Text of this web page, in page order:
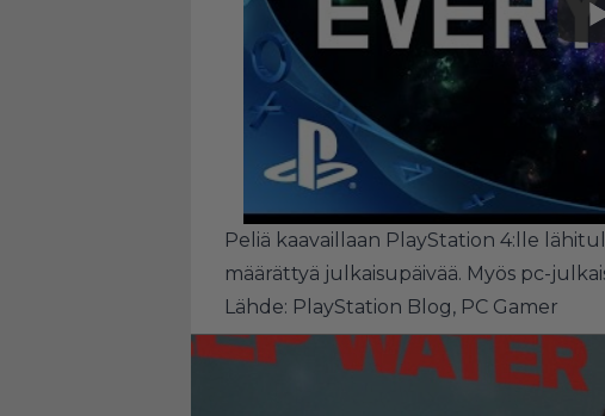
Peliä kaavaillaan PlayStation 4:lle
määrättyä julkaisupäivää. Myös pc-
Lähde: PlayStation Blog, PC Gamer